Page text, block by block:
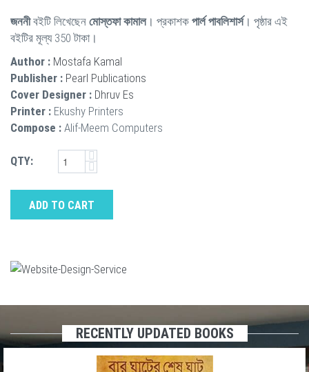
জননীবইটি লিখেছেন মোস্তফা কামাল। প্রকাশক পার্ল পাবলিশার্স। পৃষ্ঠার এই
বইটির মূল্য 350 টাকা।
Author : Mostafa Kamal
Publisher : Pearl Publications
Cover Designer : Dhruv Es
Printer : Ekushy Printers
Compose : Alif-Meem Computers
QTY:
ADD TO CART
RECENTLY UPDATED BOOKS